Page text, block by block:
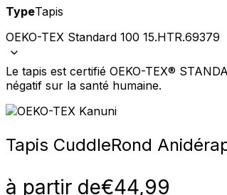
TypeTapis
OEKO-TEX Standard 100 15.HTR.69379
Le tapis est certifié OEKO-TEX®
négatif sur la santé humaine.
Tapis CuddleRond
à partir de€44,99